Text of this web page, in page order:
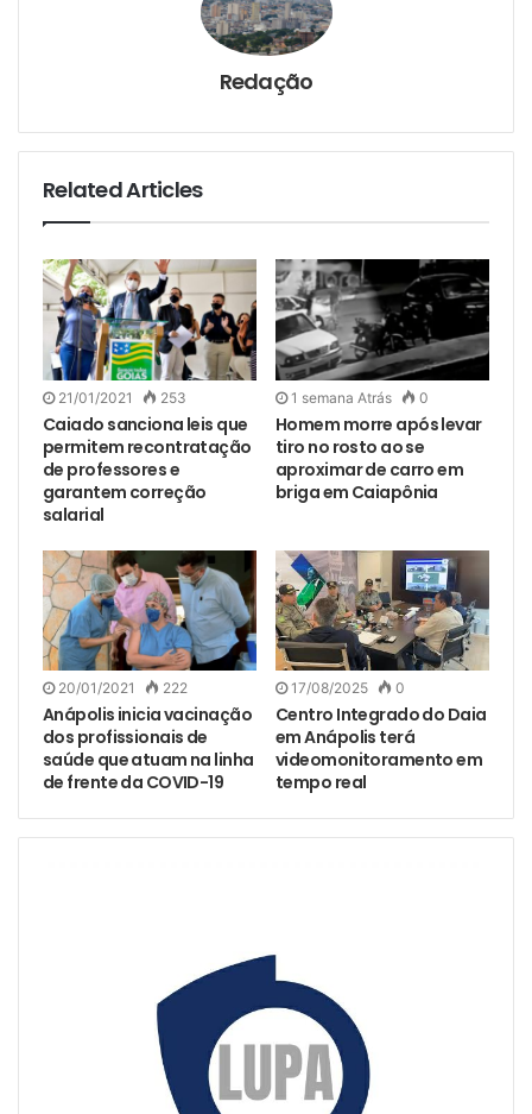
Redação
Related Articles
21/01/2021 253
Caiado sanciona leis que
permitem recontratação
de professores e
garantem correção
salarial
1 semana Atrás 0
Homem morre após levar
tiro no rosto ao se
aproximar de carro em
briga em Caiapônia
20/01/2021 222
Anápolis inicia vacinação
dos profissionais de
saúde que atuam na linha
de frente da COVID-19
17/08/2025 0
Centro Integrado do Daia
em Anápolis terá
videomonitoramento em
tempo real